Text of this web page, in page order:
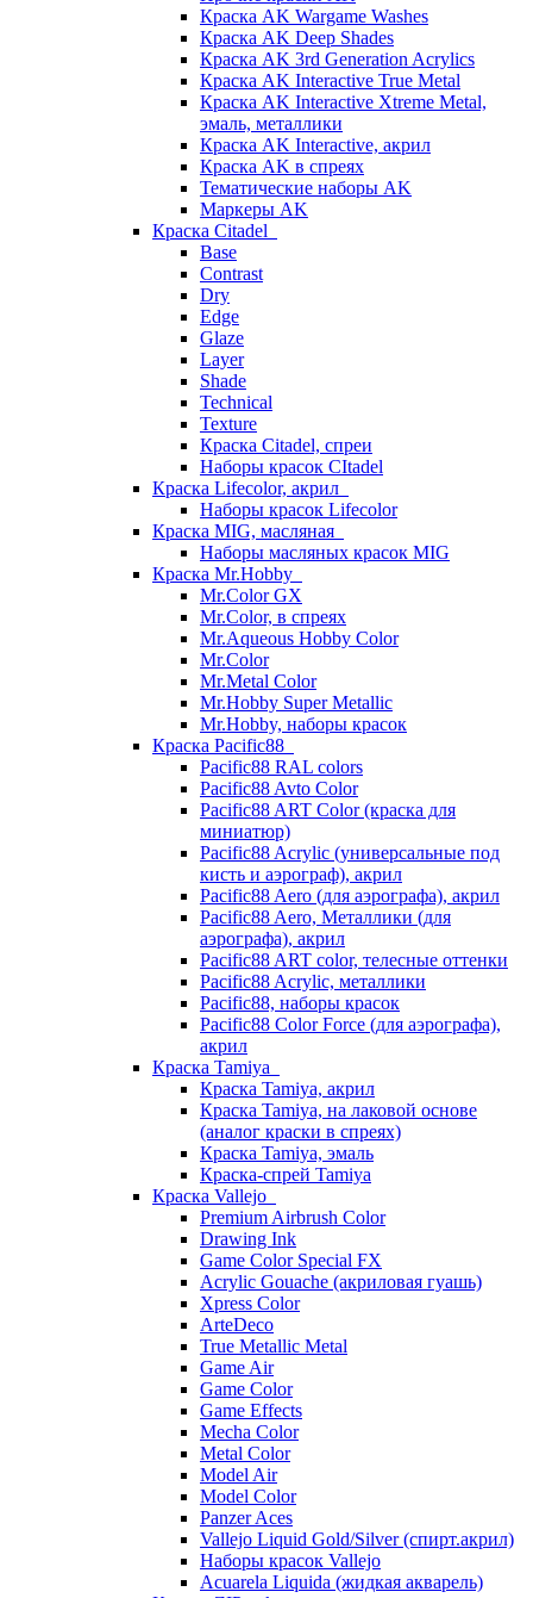
Краска AK Wargame Washes
Краска AK Deep Shades
Краска AK 3rd Generation Acrylics
Краска AK Interactive True Metal
Краска AK Interactive Xtreme Metal,
эмаль, металлики
Краска AK Interactive, акрил
Краска AK в спреях
Тематические наборы AK
Маркеры AK
Краска Citadel
Base
Contrast
Dry
Edge
Glaze
Layer
Shade
Technical
Texture
Краска Citadel, спреи
Наборы красок CItadel
Краска Lifecolor, акрил
Наборы красок Lifecolor
Краска MIG, масляная
Наборы масляных красок MIG
Краска Mr.Hobby
Mr.Color GX
Mr.Color, в спреях
Mr.Aqueous Hobby Color
Mr.Color
Mr.Metal Color
Mr.Hobby Super Metallic
Mr.Hobby, наборы красок
Краска Pacific88
Pacific88 RAL colors
Pacific88 Avto Color
Pacific88 ART Color (краска для
миниатюр)
Pacific88 Acrylic (универсальные под
кисть и аэрограф), акрил
Pacific88 Aero (для аэрографа), акрил
Pacific88 Aero, Металлики (для
аэрографа), акрил
Pacific88 ART color, телесные оттенки
Pacific88 Acrylic, металлики
Pacific88, наборы красок
Pacific88 Color Force (для аэрографа),
акрил
Краска Tamiya
Краска Tamiya, акрил
Краска Tamiya, на лаковой основе
(аналог краски в спреях)
Краска Tamiya, эмаль
Краска-спрей Tamiya
Краска Vallejo
Premium Airbrush Color
Drawing Ink
Game Color Special FX
Acrylic Gouache (акриловая гуашь)
Xpress Color
ArteDeco
True Metallic Metal
Game Air
Game Color
Game Effects
Mecha Color
Metal Color
Model Air
Model Color
Panzer Aces
Vallejo Liquid Gold/Silver (спирт.акрил)
Наборы красок Vallejo
Acuarela Liquida (жидкая акварель)